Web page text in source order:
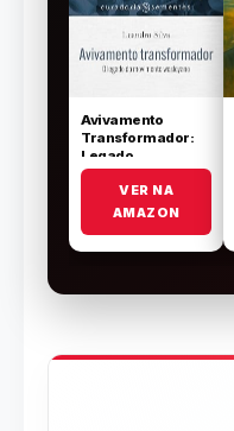
Avivamento
Transformador:
Legado
Wesleyano
VER NA
AMAZON